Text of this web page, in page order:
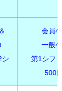
シ
会員
一般
第1シフ
500